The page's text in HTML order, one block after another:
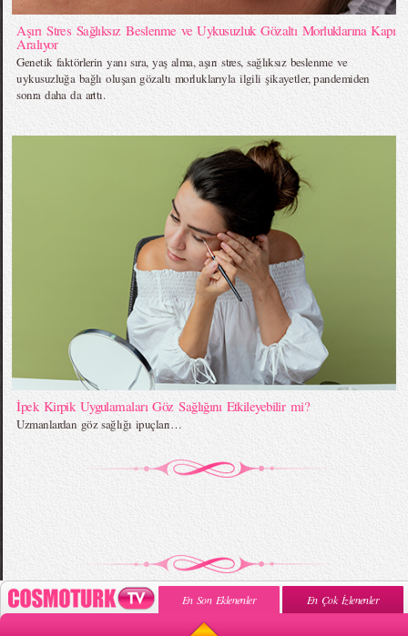
Aşırı Stres Sağlıksız Beslenme ve Uykusuzluk Gözaltı Morluklarına Kapı
Aralıyor
Genetik faktörlerin yanı sıra, yaş alma, aşırı stres, sağlıksız beslenme ve
uykusuzluğa bağlı oluşan gözaltı morluklarıyla ilgili şikayetler, pandemiden
sonra daha da arttı.
İpek Kirpik Uygulamaları Göz Sağlığını Etkileyebilir mi?
Uzmanlardan göz sağlığı ipuçları…
En Son Eklenenler En Çok İzlenenler